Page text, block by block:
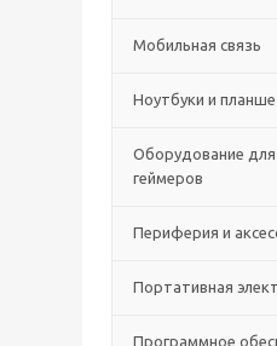
Мобильная связь
Ноутбуки и
Оборудование для
геймеров
Периферия и
Портативная
Программное